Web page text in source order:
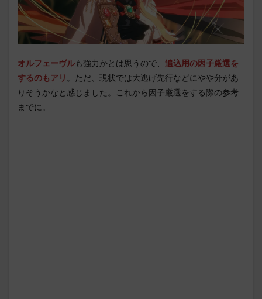
オルフェーヴルも強力かとは思うので、 追込用の因子厳選を
するのもアリ 。ただ、現状では大逃げ先行などにやや分があ
りそうかなと感じました。これから因子厳選をする際の参考
までに。